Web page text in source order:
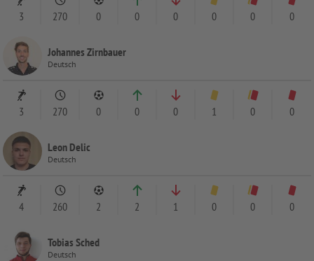
3 270 0 0 0 0 0 0
Johannes Zirnbauer
Deutsch
3 270 0 0 0 1 0 0
Leon Delic
Deutsch
4 260 2 2 1 0 0 0
Tobias Sched
Deutsch